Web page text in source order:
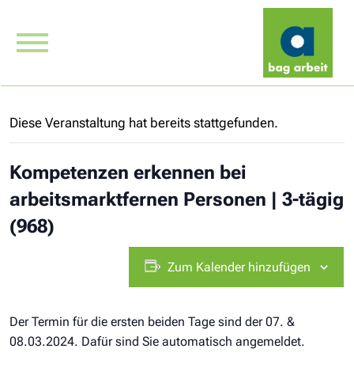
Diese Veranstaltung hat bereits stattgefunden.
Kompetenzen erkennen bei
arbeitsmarktfernen Personen | 3-tägig
(968)
Zum Kalender hinzufügen
Der Termin für die ersten beiden Tage sind der 07. &
08.03.2024. Dafür sind Sie automatisch angemeldet.